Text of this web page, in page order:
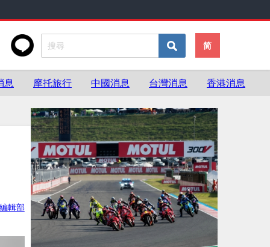
简
息 摩托旅行 中國消息 台灣消息 香港消息
輯部